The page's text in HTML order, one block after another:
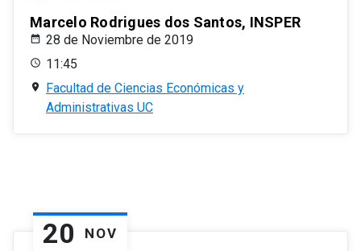
Marcelo Rodrigues dos Santos, INSPER
28 de Noviembre de 2019
11:45
Facultad de Ciencias Económicas y
Administrativas UC
20 NOV